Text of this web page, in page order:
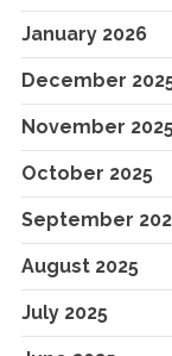
January 2026
December
November
October 2025
September
August 2025
July 2025